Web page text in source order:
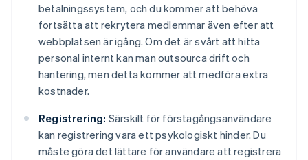
betalningssystem, och du kommer att behöva
fortsätta att rekrytera medlemmar även efter att
webbplatsen är igång. Om det är svårt att hitta
personal internt kan man outsourca drift och
hantering, men detta kommer att medföra extra
kostnader.
Registrering: Särskilt för förstagångsanvändare
kan registrering vara ett psykologiskt hinder. Du
måste göra det lättare för användare att registrera